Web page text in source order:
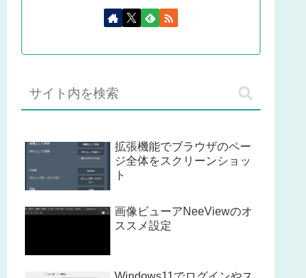
拡張機能でブラウザのペー
ジ全体をスクリーンショッ
ト
画像ビューアNeeViewのオ
ススメ設定